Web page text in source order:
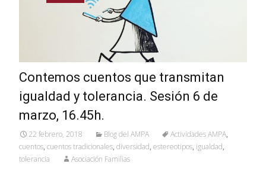
Contemos cuentos que transmitan
igualdad y tolerancia. Sesión 6 de
marzo, 16.45h.
22 febrero, 2018 Blog del AMPA Actividades AMPA,
cuentos, cuentos tradicionales, diversidad, estereotipos, igualdad,
tolerancia
Asociación Familias